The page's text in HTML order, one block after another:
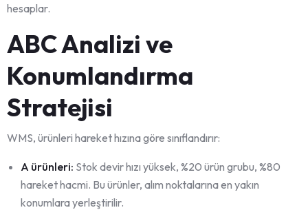
hesaplar.
ABC Analizi ve
Konumlandırma
Stratejisi
WMS, ürünleri hareket hızına göre sınıflandırır:
A ürünleri: Stok devir hızı yüksek, %20 ürün grubu, %80
hareket hacmi. Bu ürünler, alım noktalarına en yakın
konumlara yerleştirilir.